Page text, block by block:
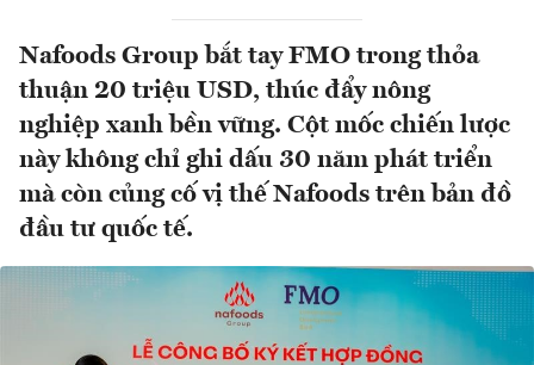
Nafoods Group bắt tay FMO trong thỏa
thuận 20 triệu USD, thúc đẩy nông
nghiệp xanh bền vững. Cột mốc chiến lược
này không chỉ ghi dấu 30 năm phát triển
mà còn củng cố vị thế Nafoods trên bản đồ
đầu tư quốc tế.